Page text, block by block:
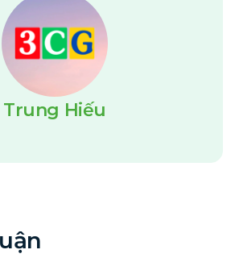
Trung Hiếu